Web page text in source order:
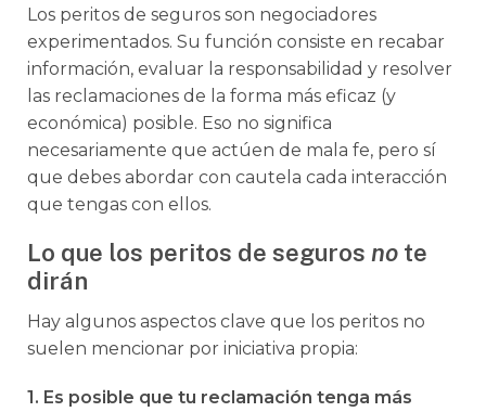
Los peritos de seguros son negociadores
experimentados. Su función consiste en recabar
información, evaluar la responsabilidad y resolver
las reclamaciones de la forma más eficaz (y
económica) posible. Eso no significa
necesariamente que actúen de mala fe, pero sí
que debes abordar con cautela cada interacción
que tengas con ellos.
Lo que los peritos de seguros no te
dirán
Hay algunos aspectos clave que los peritos no
suelen mencionar por iniciativa propia:
1. Es posible que tu reclamación tenga más